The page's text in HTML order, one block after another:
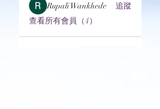
Rupali Wankhede
追蹤
查看所有會員（4）